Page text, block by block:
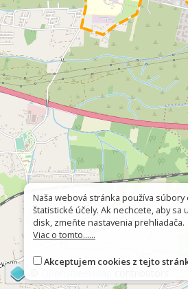
Naša webová stránka používa súbory
štatistické účely. Ak nechcete, aby sa
disk, zmeňte nastavenia prehliadača.
Viac o tomto......
Akceptujem cookies z tejto